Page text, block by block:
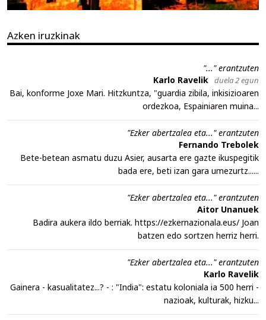
Azken iruzkinak
"..." erantzuten
Karlo Ravelik duela 2 egun
Bai, konforme Joxe Mari. Hitzkuntza, "guardia zibila, inkisizioaren
ordezkoa, Espainiaren muina...
"Ezker abertzalea eta..." erantzuten
Fernando Trebolek
Bete-betean asmatu duzu Asier, ausarta ere gazte ikuspegitik
bada ere, beti izan gara umezurtz......
"Ezker abertzalea eta..." erantzuten
Aitor Unanuek
Badira aukera ildo berriak. https://ezkernazionala.eus/ Joan
batzen edo sortzen herriz herri.
"Ezker abertzalea eta..." erantzuten
Karlo Ravelik
Gainera - kasualitatez...? - : "India": estatu koloniala ia 500 herri -
nazioak, kulturak, hizku...